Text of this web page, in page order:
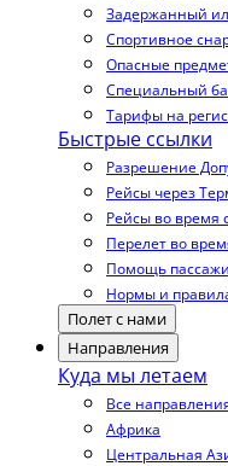
Задержанный
Спортивное
Опасные
Специальный
Тарифы на
Быстрые ссылки
Разрешение
Рейсы через
Рейсы во время
Перелет во
Помощь
Нормы и
Полет с нами
Направления
Куда мы летаем
Все
Африка
Центральная